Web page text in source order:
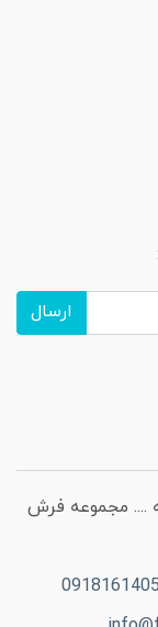
ارسال
3 ... پاساژ مهدیه .... مجموعه فرش